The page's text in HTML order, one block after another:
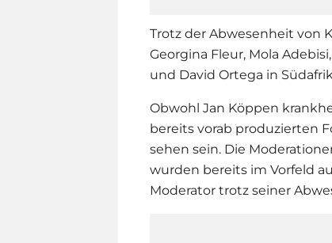
Trotz der Abwesenheit von
Georgina Fleur, Mola
und David Ortega in
Obwohl Jan Köppen
bereits vorab produzierten
sehen sein. Die
wurden bereits im Vorfeld
Moderator trotz seiner